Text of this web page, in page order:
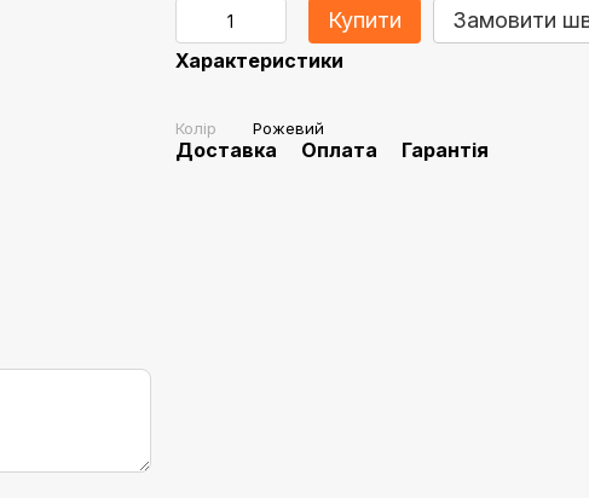
Купити Замовити
Характеристики
Колір Рожевий
Доставка Оплата Гарантія